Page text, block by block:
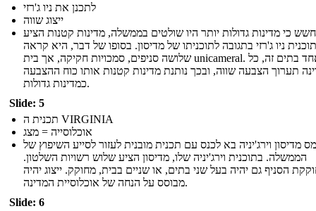
לתכנן את ניו ג'רזי
ייצוג שווה
כי מדינות גדולות יותר היו שולטים בממשלה, מדינות קטנות הציע
ניו ג'רזי בתגובה לתוכניתו של מדיסון. בסופו של דבר, היא קראה
שלושה סניפים, סמכויות חקיקה, אך בית unicameral. באחד בתים זה, כל
תערוך הצבעה שווה, ובכך נותנת מדינות קטנות אותו כוח ההצבעה
כמדינות גדולות.
Slide: 5
תכנית ה VIRGINIA
אוכלוסייה = מצג
מדיסון וירג'יניה בא לכנס עם תכנית מובנית לעזור לסייע השיפוץ של
הממשלה. בתוכנית וירג'יניה שלו, מדיסון הציע שלוש רשויות השלטון.
הסניף גם יהיה בעל שני בתים, או שניים בבית, מחוקק. ייצוג יהיה
מבוסס על הנחה של אוכלוסיית המדינה.
Slide: 6